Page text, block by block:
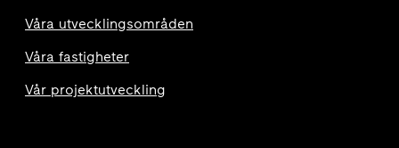
Våra utvecklingsområden
Våra fastigheter
Vår projektutveckling